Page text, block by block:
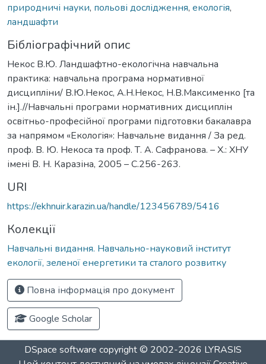
природничі науки, польові дослідження, екологія,
ландшафти
Бібліографічний опис
Некос В.Ю. Ландшафтно-екологічна навчальна
практика: навчальна програма нормативної
дисципліни/ В.Ю.Некос, А.Н.Некос, Н.В.Максименко [та
ін.].//Навчальні програми нормативних дисциплін
освітньо-професійної програми підготовки бакалавра
за напрямом «Екологія»: Навчальне видання / За ред.
проф. В. Ю. Некоса та проф. Т. А. Сафранова. – Х.: ХНУ
імені В. Н. Каразіна, 2005 – С.256-263.
URI
https://ekhnuir.karazin.ua/handle/123456789/5416
Колекції
Навчальні видання. Навчально-науковий інститут
екології, зеленої енергетики та сталого розвитку
Повна інформація про документ
Google Scholar
DSpace software copyright © 2002-2026 LYRASIS